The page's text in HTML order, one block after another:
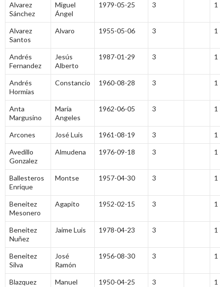
Alvarez
Sánchez
Miguel
Ángel
1979-05-25 3 1
Alvarez
Santos
Alvaro 1955-05-06 3 1
Andrés
Fernandez
Jesús
Alberto
1987-01-29 3 1
Andrés
Hormias
Constancio 1960-08-28 3 1
Anta
Margusino
María
Angeles
1962-06-05 3 1
Arcones José Luis 1961-08-19 3 1
Avedillo
Gonzalez
Almudena 1976-09-18 3 1
Ballesteros
Enrique
Montse 1957-04-30 3 1
Beneitez
Mesonero
Agapito 1952-02-15 3 1
Beneitez
Nuñez
Jaime Luis 1978-04-23 3 1
Beneitez
Silva
José
Ramón
1956-08-30 3 1
Blazquez Manuel 1950-04-25 3 1